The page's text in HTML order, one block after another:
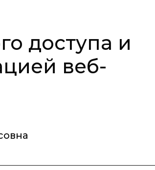
доступа и
веб-